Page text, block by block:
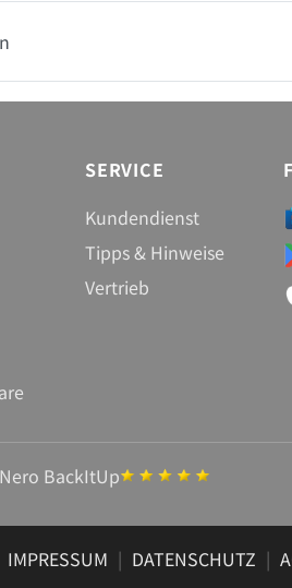
SERVICE
Kundendienst
Tipps & Hinweise
Vertrieb
Nero BackItUp
IMPRESSUM | DATENSCHUTZ |